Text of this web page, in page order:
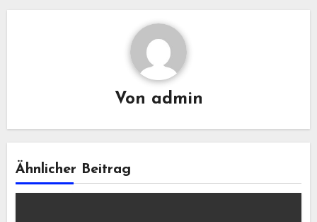
Von admin
Ähnlicher Beitrag